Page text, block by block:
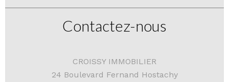
Contactez-nous
CROISSY IMMOBILIER
24 Boulevard Fernand Hostachy